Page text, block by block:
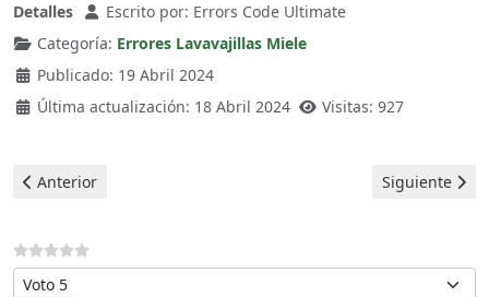
Detalles Escrito por: Errors Code Ultimate
Categoría: Errores Lavavajillas Miele
Publicado: 19 Abril 2024
Última actualización: 18 Abril 2024
Visitas: 927
Artículo anterior: Miele Lavavajillas - Error f70
Anterior Artículo
Siguiente
Por favor, vote